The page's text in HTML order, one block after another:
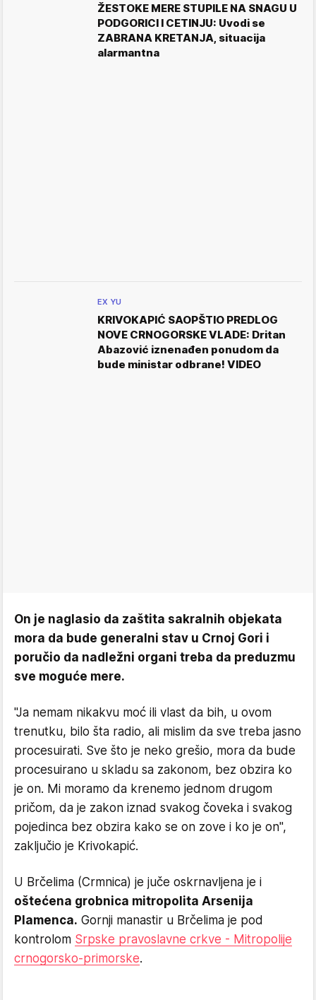
ŽESTOKE MERE STUPILE NA SNAGU U
PODGORICI I CETINJU: Uvodi se
ZABRANA KRETANJA, situacija
alarmantna
EX YU
KRIVOKAPIĆ SAOPŠTIO PREDLOG
NOVE CRNOGORSKE VLADE: Dritan
Abazović iznenađen ponudom da
bude ministar odbrane! VIDEO
On je naglasio da zaštita sakralnih objekata
mora da bude generalni stav u Crnoj Gori i
poručio da nadležni organi treba da preduzmu
sve moguće mere.
"Ja nemam nikakvu moć ili vlast da bih, u ovom
trenutku, bilo šta radio, ali mislim da sve treba jasno
procesuirati. Sve što je neko grešio, mora da bude
procesuirano u skladu sa zakonom, bez obzira ko
je on. Mi moramo da krenemo jednom drugom
pričom, da je zakon iznad svakog čoveka i svakog
pojedinca bez obzira kako se on zove i ko je on",
zaključio je Krivokapić.
U Brčelima (Crmnica) je juče oskrnavljena je i
oštećena grobnica mitropolita Arsenija
Plamenca. Gornji manastir u Brčelima je pod
kontrolom Srpske pravoslavne crkve - Mitropolije
crnogorsko-primorske.